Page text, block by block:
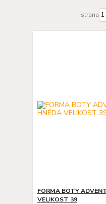
strana
FORMA BOTY
VELIKOST 39